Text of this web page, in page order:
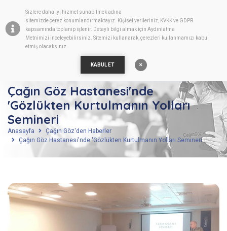
Sizlere daha iyi hizmet sunabilmek adına
sitemizdeçerez konumlandırmaktayız. Kişisel verileriniz, KVKK ve GDPR
kapsamında toplanıp işlenir. Detaylı bilgi almak için Aydınlatma
Metnimizi inceleyebilirsiniz. Sitemizi kullanarak, çerezleri kullanmamızı kabul
etmiş olacaksınız.
KABUL ET
Çağın Göz Hastanesi'nde
'Gözlükten Kurtulmanın Yolları
Semineri
Anasayfa
Çağın Göz'den Haberler
Çağın Göz Hastanesi'nde 'Gözlükten Kurtulmanın Yolları Semineri